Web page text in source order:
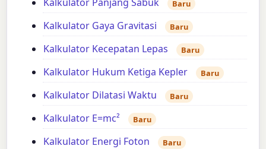
Kalkulator Panjang Sabuk Baru
Kalkulator Gaya Gravitasi Baru
Kalkulator Kecepatan Lepas Baru
Kalkulator Hukum Ketiga Kepler Baru
Kalkulator Dilatasi Waktu Baru
Kalkulator E=mc² Baru
Kalkulator Energi Foton Baru